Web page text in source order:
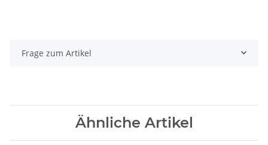
Frage zum Artikel
Ähnliche Artikel